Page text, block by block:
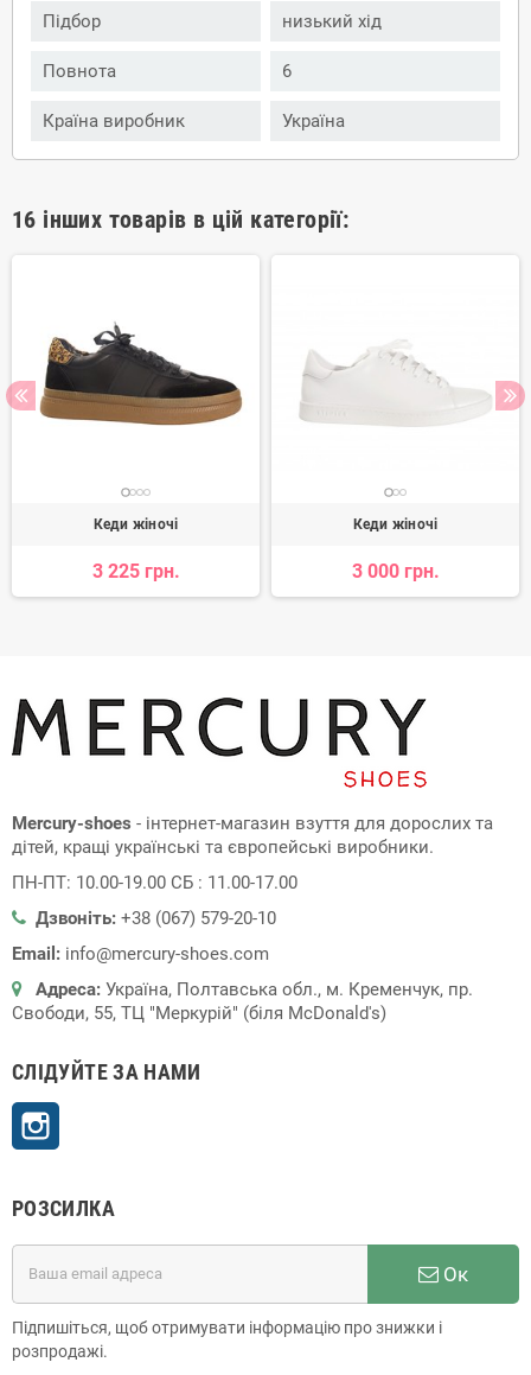
Підбор низький хід
Повнота 6
Країна виробник Україна
16 інших товарів в цій категорії:
Кеди жіночі
3 225 грн.
Кеди жіночі
3 000 грн.
Mercury-shoes - інтернет-магазин взуття для дорослих та
дітей, кращі українські та європейські виробники.
ПН-ПТ: 10.00-19.00 СБ : 11.00-17.00
Дзвоніть: +38 (067) 579-20-10
Email: info@mercury-shoes.com
Адреса: Україна, Полтавська обл., м. Кременчук, пр.
Свободи, 55, ТЦ "Меркурій" (біля McDonald's)
СЛІДУЙТЕ ЗА НАМИ
РОЗСИЛКА
Ок
Підпишіться, щоб отримувати інформацію про знижки і
розпродажі.